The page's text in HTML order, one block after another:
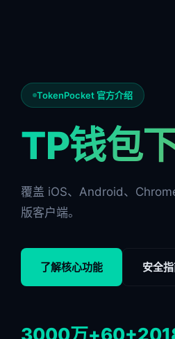
TokenPocket 官方介绍
TP钱包
覆盖 iOS、Android、
版客户端。
了解核心功能 安全
3000万+60+